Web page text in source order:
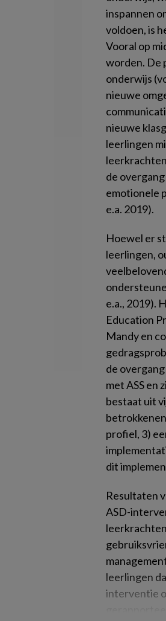
inspannen
voldoen, is
Vooral op
worden. De
onderwijs
nieuwe
nieuwe
leerlingen
de
emotionele
e.a. 2019).
Hoewel er
leerlingen,
e.a., 2019).
Education
Mandy en
de
met ASS en
bestaat uit
profiel, 3)
dit
Resultaten
ASD-
leerlingen
interventie